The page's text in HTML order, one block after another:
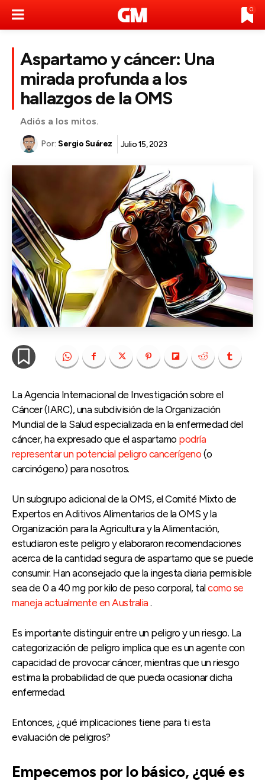
0
Aspartamo y cáncer: Una
mirada profunda a los
hallazgos de la OMS
Adiós a los mitos.
Por: Sergio Suárez Julio 15, 2023
La Agencia Internacional de Investigación sobre el
Cáncer (IARC), una subdivisión de la Organización
Mundial de la Salud especializada en la enfermedad del
cáncer, ha expresado que el aspartamo podría
representar un potencial peligro cancerígeno (o
carcinógeno) para nosotros.
Un subgrupo adicional de la OMS, el Comité Mixto de
Expertos en Aditivos Alimentarios de la OMS y la
Organización para la Agricultura y la Alimentación,
estudiaron este peligro y elaboraron recomendaciones
acerca de la cantidad segura de aspartamo que se puede
consumir. Han aconsejado que la ingesta diaria permisible
sea de 0 a 40 mg por kilo de peso corporal, talcomo se
maneja actualmente en Australia .
Es importante distinguir entre un peligro y un riesgo. La
categorización de peligro implica que es un agente con
capacidad de provocar cáncer, mientras que un riesgo
estima la probabilidad de que pueda ocasionar dicha
enfermedad.
Entonces, ¿qué implicaciones tiene para ti esta
evaluación de peligros?
Empecemos por lo básico, ¿qué es